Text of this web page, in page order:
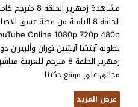
مشاهدة زمهرير
الحلقة 8 الثامنة من قصة
Online 1080p 720p 480p
بطولة آيتشا آيشين توران
مجاني على موقع دكتنا
عرض المزيد